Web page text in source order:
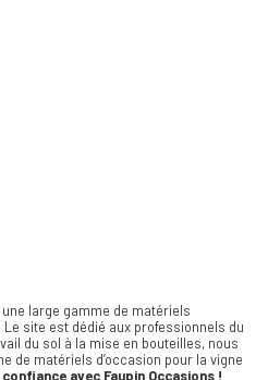
large gamme de matériels
Le site est dédié aux professionnels du
du sol à la mise en bouteilles, nous
de matériels d’occasion pour la vigne
avec Faupin Occasions !